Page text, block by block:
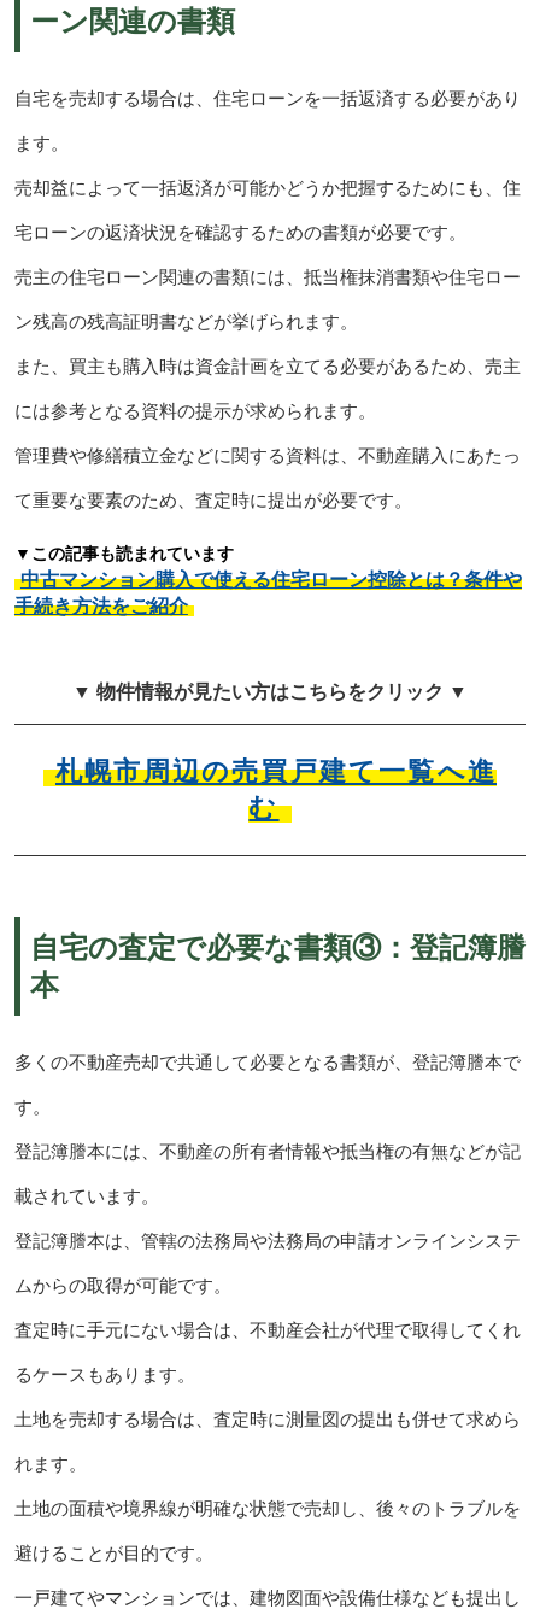
ーン関連の書類
自宅を売却する場合は、住宅ローンを一括返済する必要があり
ます。
売却益によって一括返済が可能かどうか把握するためにも、住
宅ローンの返済状況を確認するための書類が必要です。
売主の住宅ローン関連の書類には、抵当権抹消書類や住宅ロー
ン残高の残高証明書などが挙げられます。
また、買主も購入時は資金計画を立てる必要があるため、売主
には参考となる資料の提示が求められます。
管理費や修繕積立金などに関する資料は、不動産購入にあたっ
て重要な要素のため、査定時に提出が必要です。
▼この記事も読まれています
中古マンション購入で使える住宅ローン控除とは？条件や
手続き方法をご紹介
▼ 物件情報が見たい方はこちらをクリック ▼
札幌市周辺の売買戸建て一覧へ進
む
自宅の査定で必要な書類③：登記簿謄
本
多くの不動産売却で共通して必要となる書類が、登記簿謄本で
す。
登記簿謄本には、不動産の所有者情報や抵当権の有無などが記
載されています。
登記簿謄本は、管轄の法務局や法務局の申請オンラインシステ
ムからの取得が可能です。
査定時に手元にない場合は、不動産会社が代理で取得してくれ
るケースもあります。
土地を売却する場合は、査定時に測量図の提出も併せて求めら
れます。
土地の面積や境界線が明確な状態で売却し、後々のトラブルを
避けることが目的です。
一戸建てやマンションでは、建物図面や設備仕様なども提出し